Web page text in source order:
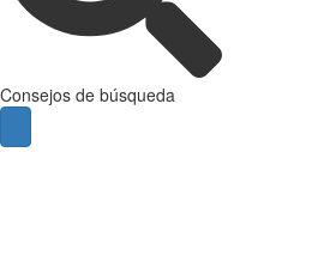
Consejos de búsqueda